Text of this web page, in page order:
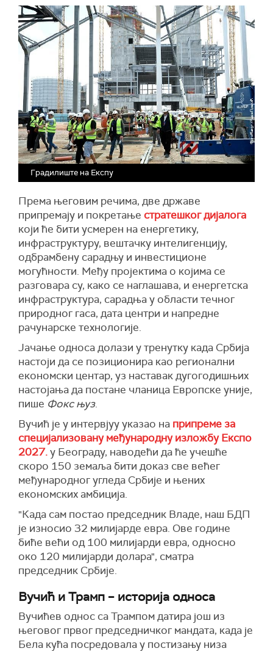
Градилиште на Експу
Према његовим речима, две државе
припремају и покретање стратешког дијалога
који ће бити усмерен на енергетику,
инфраструктуру, вештачку интелигенцију,
одбрамбену сарадњу и инвестиционе
могућности. Међу пројектима о којима се
разговара су, како се наглашава, и енергетска
инфраструктура, сарадња у области течног
природног гаса, дата центри и напредне
рачунарске технологије.
Јачање односа долази у тренутку када Србија
настоји да се позиционира као регионални
економски центар, уз наставак дугогодишњих
настојања да постане чланица Европске уније,
пише Фокс њуз.
Вучић је у интервјуу указао на припреме за
специјализовану међународну изложбу Експо
2027.у Београду, наводећи да ће учешће
скоро 150 земаља бити доказ све већег
међународног угледа Србије и њених
економских амбиција.
"Када сам постао председник Владе, наш БДП
је износио 32 милијарде евра. Ове године
биће већи од 100 милијарди евра, односно
око 120 милијарди долара", сматра
председник Србије.
Вучић и Трамп – историја односа
Вучићев однос са Трампом датира још из
његовог првог председничког мандата, када је
Бела кућа посредовала у постизању низа